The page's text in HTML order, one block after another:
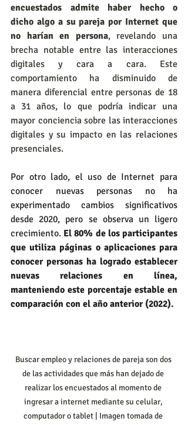
encuestados admite haber hecho o
dicho algo a su pareja por Internet que
no harían en persona, revelando una
brecha notable entre las interacciones
digitales y cara a cara. Este
comportamiento ha disminuido de
manera diferencial entre personas de 18
a 31 años, lo que podría indicar una
mayor conciencia sobre las interacciones
digitales y su impacto en las relaciones
presenciales.
Por otro lado, el uso de Internet para
conocer nuevas personas no ha
experimentado cambios significativos
desde 2020, pero se observa un ligero
crecimiento. El 80% de los participantes
que utiliza páginas o aplicaciones para
conocer personas ha logrado establecer
nuevas relaciones en línea,
manteniendo este porcentaje estable en
comparación con el año anterior (2022).
Buscar empleo y relaciones de pareja son dos
de las actividades que más han dejado de
realizar los encuestados al momento de
ingresar a internet mediante su celular,
computador o tablet | Imagen tomada de